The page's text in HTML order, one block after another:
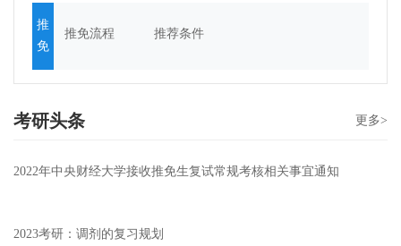
推
免
推免流程 推荐条件
考研头条 更多>
2022年中央财经大学接收推免生复试常规考核相关事宜通知
2023考研：调剂的复习规划